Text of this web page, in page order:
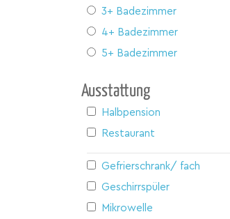
3+ Badezimmer
4+ Badezimmer
5+ Badezimmer
Ausstattung
Halbpension
Restaurant
Gefrierschrank/ fach
Geschirrspüler
Mikrowelle